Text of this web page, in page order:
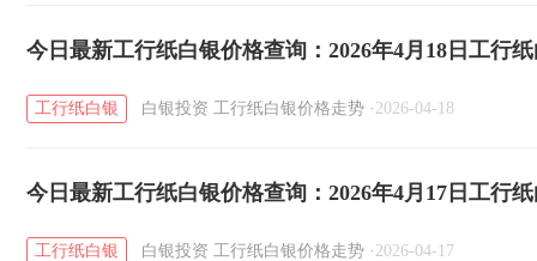
今日最新工行纸白银价格查询：2026年4月18日工行
工行纸白银 白银投资 工行纸白银价格走势 · 2026-04-18
今日最新工行纸白银价格查询：2026年4月17日工行
工行纸白银 白银投资 工行纸白银价格走势 · 2026-04-17